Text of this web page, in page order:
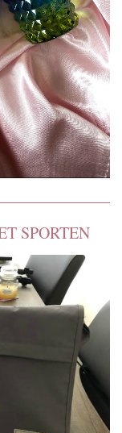
SPORTEN